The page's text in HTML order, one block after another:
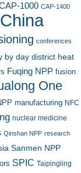
1000 CAP-1400
China
conferences
by day district heat
Fuqing NPP fusion
One
manufacturing NFC
nuclear medicine
Qinshan NPP research
Sanmen NPP
SPIC Taipingling